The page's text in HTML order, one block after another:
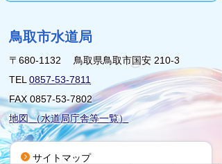
鳥取市水道局
〒680-1132 鳥取県鳥取市国安 210-3
TEL0857-53-7811
FAX 0857-53-7802
地図 （水道局庁舎等一覧）
サイトマップ